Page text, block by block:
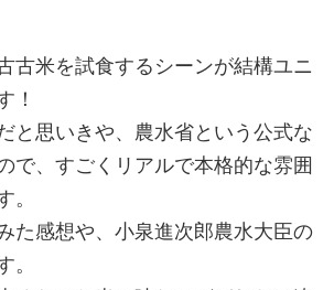
古米を試食するシーンが結構ユニ
！
と思いきや、農水省という公式な
で、すごくリアルで本格的な雰囲
。
た感想や、小泉進次郎農水大臣の
。